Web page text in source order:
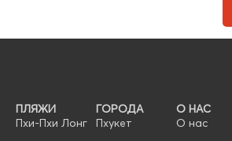
ПЛЯЖИ
Пхи-Пхи Лонг
ГОРОДА
Пхукет
О НАС
О нас